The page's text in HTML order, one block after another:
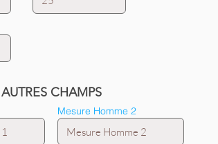
AUTRES CHAMPS
Mesure Homme 2